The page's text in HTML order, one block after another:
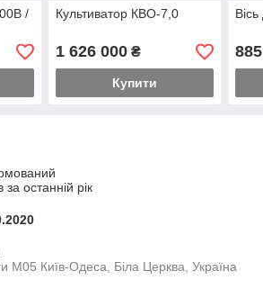
/
Культиватор КВО-7,0
1 626 000₴
Купити
885
за останній рік
М05 Київ-Одеса, Біла Церква, Україна